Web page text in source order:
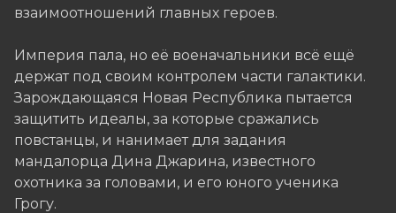
взаимоотношений главных героев.
Империя пала, но её военачальники всё ещё
держат под своим контролем части галактики.
Зарождающаяся Новая Республика пытается
защитить идеалы, за которые сражались
повстанцы, и нанимает для задания
мандалорца Дина Джарина, известного
охотника за головами, и его юного ученика
Грогу.